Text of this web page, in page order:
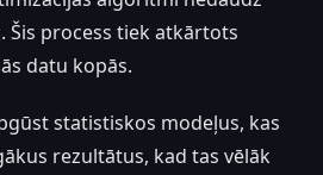
process tiek atkārtots
datu kopās.
statistiskos modeļus, kas
rezultātus, kad tas vēlāk